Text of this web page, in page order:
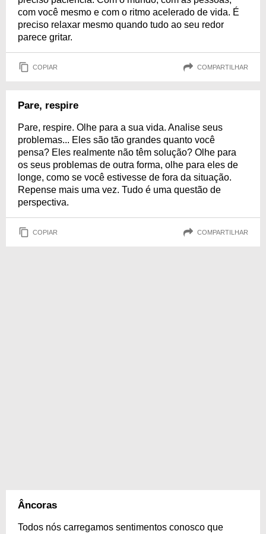
com você mesmo e com o ritmo acelerado de vida. É
preciso relaxar mesmo quando tudo ao seu redor
parece gritar.
COPIAR COMPARTILHAR
Pare, respire
Pare, respire. Olhe para a sua vida. Analise seus
problemas... Eles são tão grandes quanto você
pensa? Eles realmente não têm solução? Olhe para
os seus problemas de outra forma, olhe para eles de
longe, como se você estivesse de fora da situação.
Repense mais uma vez. Tudo é uma questão de
perspectiva.
COPIAR COMPARTILHAR
Âncoras
Todos nós carregamos sentimentos conosco que